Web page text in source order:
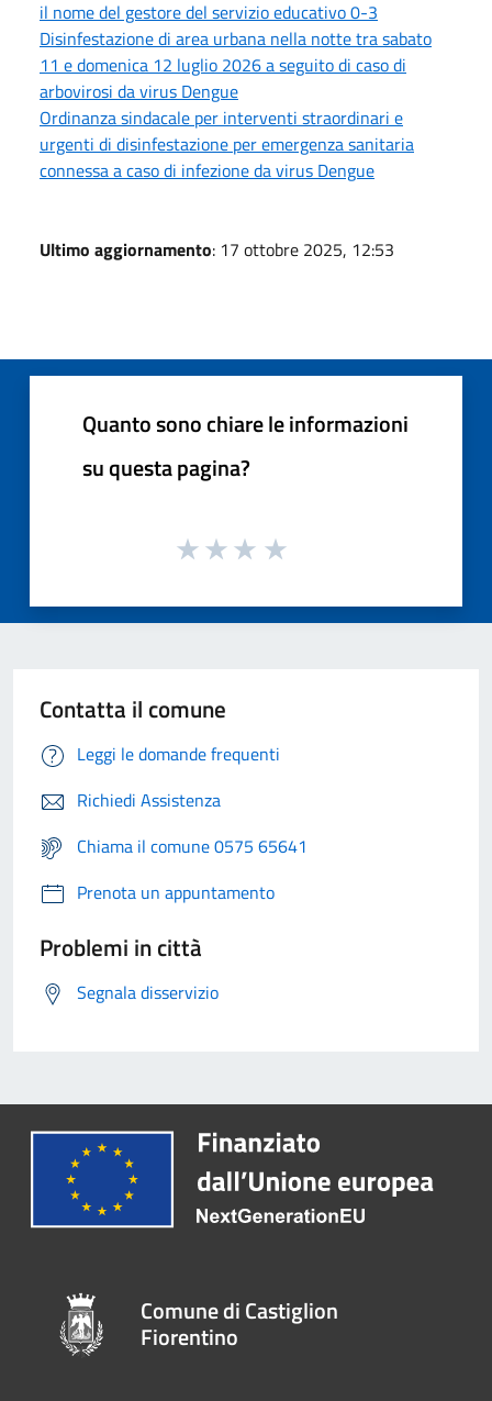
il nome del gestore del servizio educativo 0-3
Disinfestazione di area urbana nella notte tra sabato
11 e domenica 12 luglio 2026 a seguito di caso di
arbovirosi da virus Dengue
Ordinanza sindacale per interventi straordinari e
urgenti di disinfestazione per emergenza sanitaria
connessa a caso di infezione da virus Dengue
Ultimo aggiornamento: 17 ottobre 2025, 12:53
Quanto sono chiare le informazioni
su questa pagina?
Contatta il comune
Leggi le domande frequenti
Richiedi Assistenza
Chiama il comune 0575 65641
Prenota un appuntamento
Problemi in città
Segnala disservizio
Comune di Castiglion
Fiorentino